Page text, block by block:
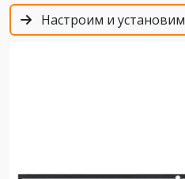
Настроим и установим